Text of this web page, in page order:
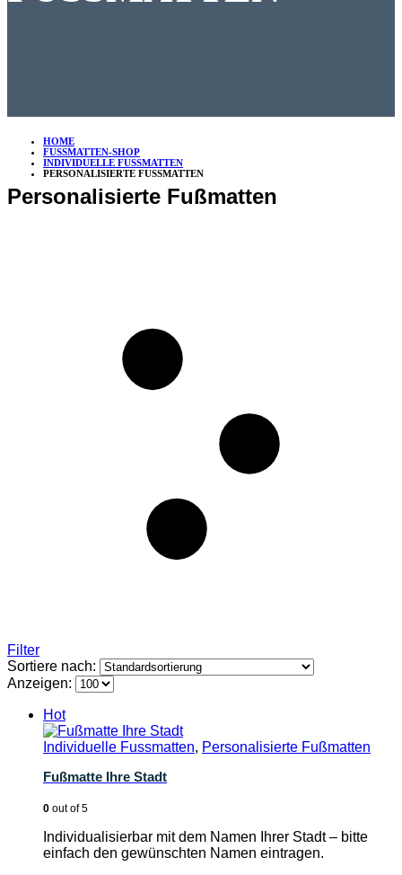
HOME
FUSSMATTEN-SHOP
INDIVIDUELLE FUSSMATTEN
PERSONALISIERTE FUSSMATTEN
Personalisierte Fußmatten
Filter
Sortiere nach:
Anzeigen:
Hot
Individuelle Fussmatten, Personalisierte Fußmatten
Fußmatte Ihre Stadt
0 out of 5
Individualisierbar mit dem Namen Ihrer Stadt – bitte
einfach den gewünschten Namen eintragen.